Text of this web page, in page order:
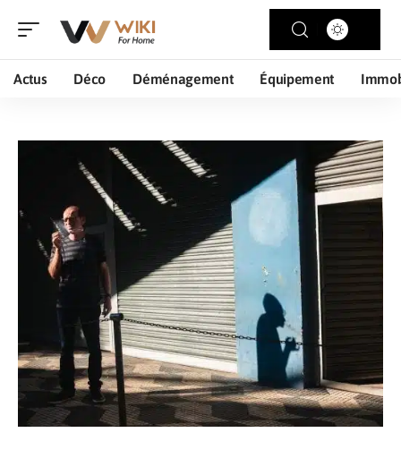
Actus Déco Déménagement Équipement